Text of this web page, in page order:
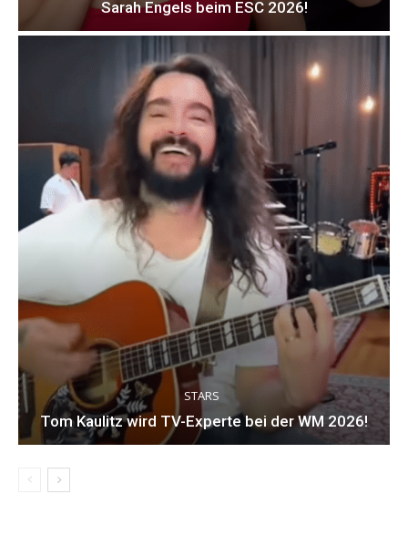
Sarah Engels beim ESC 2026!
STARS
Tom Kaulitz wird TV-Experte bei der WM 2026!